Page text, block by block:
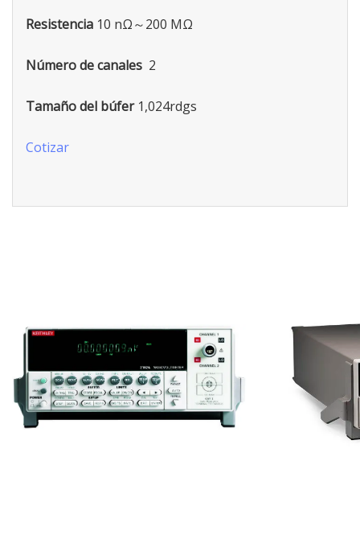
Resistencia 10 nΩ～200 MΩ
Número de canales 2
Tamaño del búfer 1,024rdgs
Cotizar